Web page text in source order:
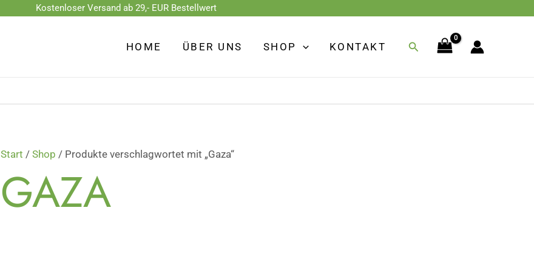
Kostenloser Versand ab 29,- EUR Bestellwert
HOME ÜBER UNS SHOP KONTAKT Suchen
Start /Shop / Produkte verschlagwortet mit „Gaza“
GAZA
Beliebtheit